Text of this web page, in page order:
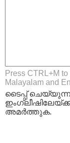
Press CTRL+M
Malayalam and
ടൈപ്പ്‌ ചെയ്യുന്ന
അമര്‍ത്തുക.